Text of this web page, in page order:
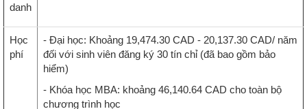
danh
Học
phí
- Đại học: Khoảng 19,474.30 CAD - 20,137.30 CAD/ năm
đối với sinh viên đăng ký 30 tín chỉ (đã bao gồm bảo
hiểm)
- Khóa học MBA: khoảng 46,140.64 CAD cho toàn bộ
chương trình học